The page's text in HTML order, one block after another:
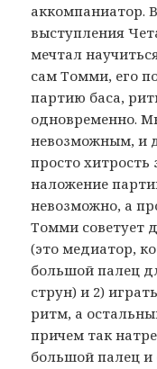
аккомпаниатор.
выступления
мечтал
сам Томми, его
партию баса,
одновременно.
невозможным, и
просто хитрость
наложение
невозможно, а
Томми советует
(это медиатор,
большой палец
струн) и 2)
ритм, а
причем так
большой палец и